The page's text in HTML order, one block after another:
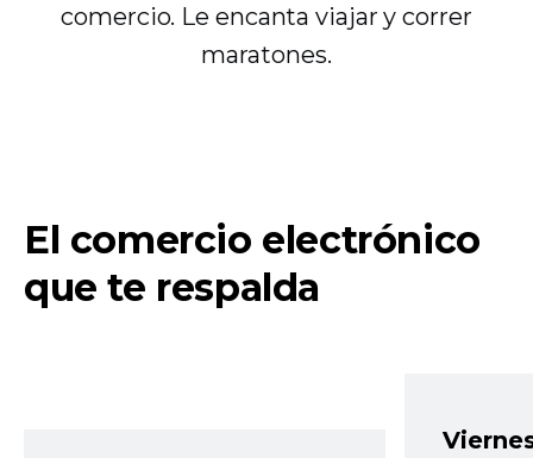
comercio. Le encanta viajar y correr
maratones.
El comercio electrónico
que te respalda